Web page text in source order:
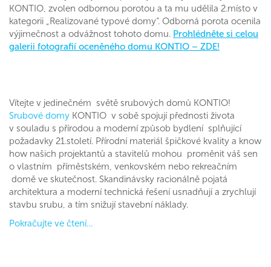
KONTIO, zvolen odbornou porotou a ta mu udělila 2.místo v
kategorii „Realizované typové domy“. Odborná porota ocenila
výjimečnost a odvážnost tohoto domu. Prohlédněte si celou
galerii fotografií oceněného domu KONTIO – ZDE!
Vítejte v jedinečném světě srubových domů KONTIO!
Srubové domy KONTIO v sobě spojují přednosti života
v souladu s přírodou a moderní způsob bydlení splňující
požadavky 21.století. Přírodní materiál špičkové kvality a know
how našich projektantů a stavitelů mohou proměnit váš sen
o vlastním příměstském, venkovském nebo rekreačním
domě ve skutečnost. Skandinávsky racionálně pojatá
architektura a moderní technická řešení usnadňují a zrychlují
stavbu srubu, a tím snižují stavební náklady.
Pokračujte ve čtení…